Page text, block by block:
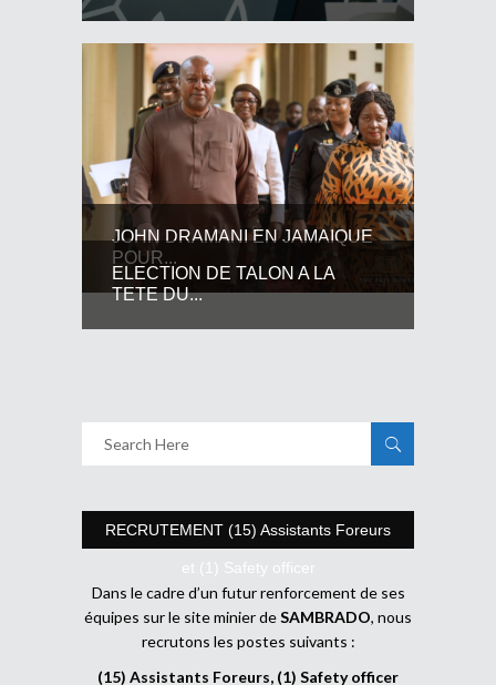
JOHN DRAMANI EN JAMAIQUE
POUR...
ELECTION DE TALON A LA
TETE DU...
RECRUTEMENT (15) Assistants Foreurs
et (1) Safety officer
Dans le cadre d’un futur renforcement de ses
équipes sur le site minier deSAMBRADO, nous
recrutons les postes suivants :
(15) Assistants Foreurs, (1) Safety officer